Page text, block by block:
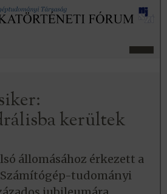
kerültek
állomásához érkezett a
Számítógép-tudományi